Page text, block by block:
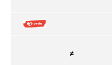
≠